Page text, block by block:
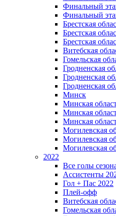
Финальный
Финальный
Брестская
Брестская
Брестская
Витебская
Гомельская
Гродненская
Гродненская
Гродненская
Минск
Минская
Минская
Минская
Могилевская
Могилевская
Могилевская
2022
Все голы
Ассистенты
Гол + Пас 2022
Плей-офф
Витебская
Гомельская